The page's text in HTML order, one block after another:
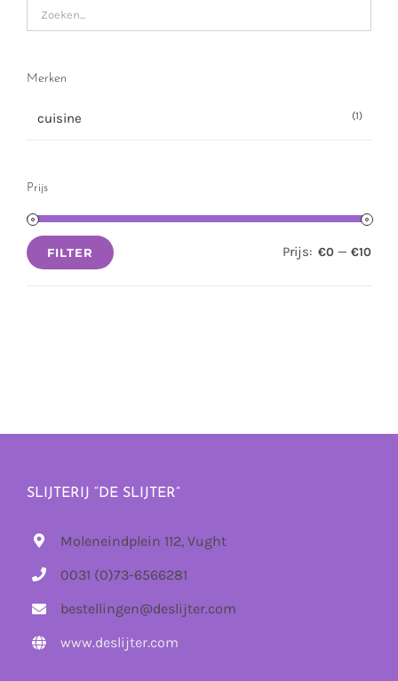
Merken
cuisine (1)
Prijs
Min.
Max.
FILTER Prijs: €0 — €10
SLIJTERIJ “DE SLIJTER”
Moleneindplein 112, Vught
0031 (0)73-6566281
bestellingen@deslijter.com
www.deslijter.com